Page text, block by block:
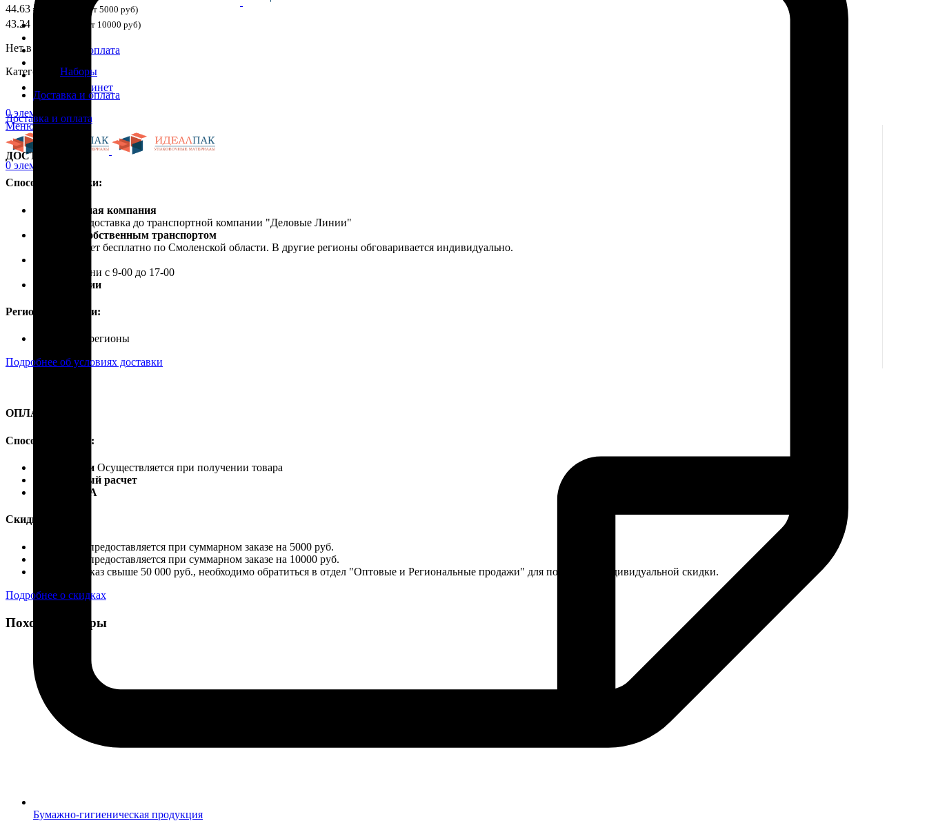
Доставка и оплата
Контакты
Личный кабинет
0элемент
Меню
0элемент
Бумажно-гигиеническая продукция
44.63 ₽ (При заказе от 5000 руб)
43.24 (Призаказе от 10000 руб)
Нет в наличии
Категория: Наборы
Доставка и оплата
Доставка и оплата
ДОСТАВКА
Способы доставки:
Транспортная компания
Бесплатная доставка до транспортной компании "Деловые Линии"
Доставка собственным транспортом
Осуществляет бесплатно по Смоленской области. В другие регионы обговаривается индивидуально.
В рабочие дни с 9-00 до 17-00
Почта России
Регионы доставки:
Россия, все регионы
Подробнее об условиях доставки
ОПЛАТА
Способы оплаты:
Наличными Осуществляется при получении товара
Безналичный расчет
Карты VISA
Скидки:
Скидка 4% предоставляется при суммарном заказе на 5000 руб.
Скидка 7% предоставляется при суммарном заказе на 10000 руб.
Если ваш заказ свыше 50 000 руб., необходимо обратиться в отдел "Оптовые и Региональные продажи" для получения индивидуальной скидки.
Подробнее о скидках
Похожие товары